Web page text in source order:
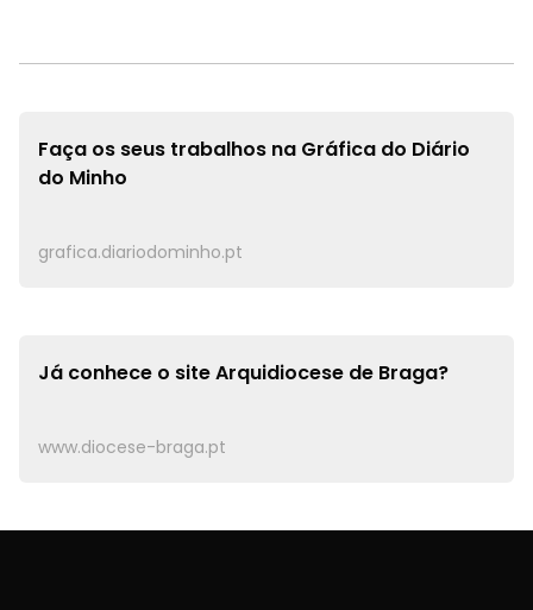
Faça os seus trabalhos na Gráfica do Diário
do Minho
grafica.diariodominho.pt
Já conhece o siteArquidiocese de Braga?
www.diocese-braga.pt